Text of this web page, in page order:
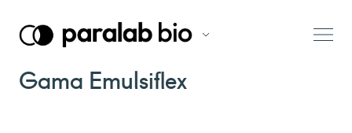
Gama Emulsiflex